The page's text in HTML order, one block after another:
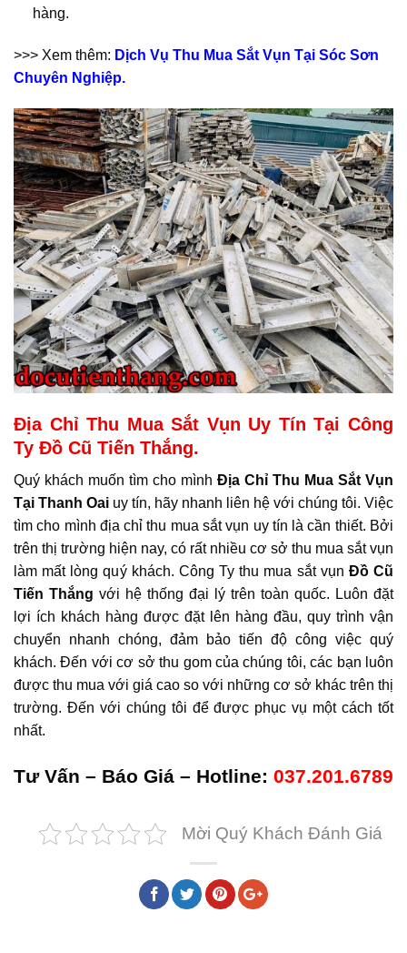
hàng.
>>> Xem thêm: Dịch Vụ Thu Mua Sắt Vụn Tại Sóc Sơn
Chuyên Nghiệp.
Địa Chỉ Thu Mua Sắt Vụn Uy Tín Tại Công
Ty Đồ Cũ Tiến Thắng.
Quý khách muốn tìm cho mình Địa Chỉ Thu Mua Sắt Vụn
Tại Thanh Oai uy tín, hãy nhanh liên hệ với chúng tôi. Việc
tìm cho mình địa chỉ thu mua sắt vụn uy tín là cần thiết. Bởi
trên thị trường hiện nay, có rất nhiều cơ sở thu mua sắt vụn
làm mất lòng quý khách. Công Ty thu mua sắt vụn Đồ Cũ
Tiến Thắng với hệ thống đại lý trên toàn quốc. Luôn đặt
lợi ích khách hàng được đặt lên hàng đầu, quy trình vận
chuyển nhanh chóng, đảm bảo tiến độ công việc quý
khách. Đến với cơ sở thu gom của chúng tôi, các bạn luôn
được thu mua với giá cao so với những cơ sở khác trên thị
trường. Đến với chúng tôi để được phục vụ một cách tốt
nhất.
Tư Vấn – Báo Giá – Hotline: 037.201.6789
Mời Quý Khách Đánh Giá